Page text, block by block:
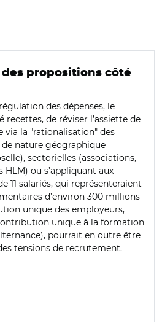
propositions côté
des dépenses, le
recettes, de réviser l’assiette de
via la "rationalisation" des
nature géographique
sectorielles (associations,
ou s’appliquant aux
11 salariés, qui représenteraient
d’environ 300 millions
unique des employeurs,
ontribution unique à la formation
, pourrait en outre être
tensions de recrutement.